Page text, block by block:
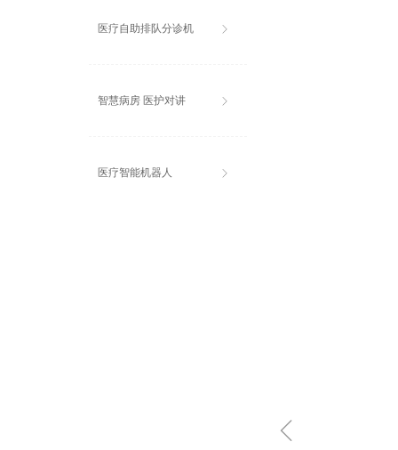
ꁆ
医疗自助排队分诊机 ꁕ
智慧病房 医护对讲 ꁕ
医疗智能机器人 ꁕ